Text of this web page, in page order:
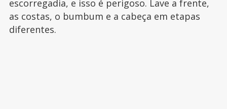
escorregadia, e isso é perigoso. Lave a frente,
as costas, o bumbum e a cabeça em etapas
diferentes.